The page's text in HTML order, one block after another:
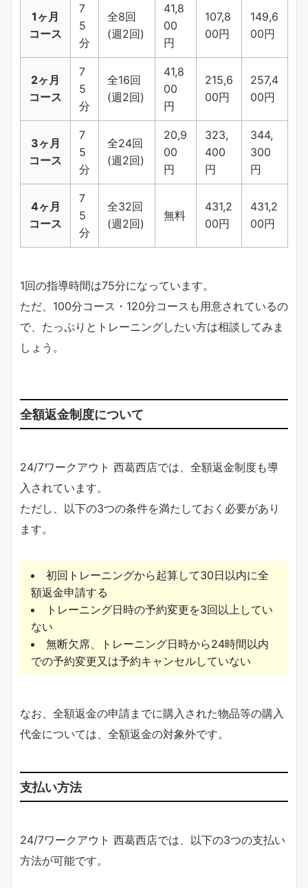
1ヶ月
コース
7
5
分
全8回
(週2回)
41,8
00
円
107,8
00円
149,6
00円
2ヶ月
コース
7
5
分
全16回
(週2回)
41,8
00
円
215,6
00円
257,4
00円
3ヶ月
コース
7
5
分
全24回
(週2回)
20,9
00
円
323,
400
円
344,
300
円
4ヶ月
コース
7
5
分
全32回
(週2回)
無料
431,2
00円
431,2
00円
1回の指導時間は75分になっています。
ただ、100分コース・120分コースも用意されているの
で、たっぷりとトレーニングしたい方は相談してみま
しょう。
全額返金制度について
24/7ワークアウト 西葛西店では、全額返金制度も導
入されています。
ただし、以下の3つの条件を満たしておく必要があり
ます。
初回トレーニングから起算して30日以内に全
額返金申請する
トレーニング日時の予約変更を3回以上してい
ない
無断欠席、トレーニング日時から24時間以内
での予約変更又は予約キャンセルしていない
なお、全額返金の申請までに購入された物品等の購入
代金については、全額返金の対象外です。
支払い方法
24/7ワークアウト 西葛西店では、以下の3つの支払い
方法が可能です。